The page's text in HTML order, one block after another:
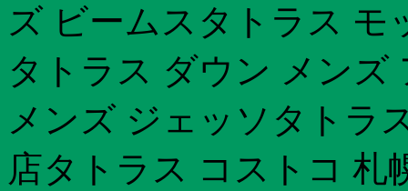
ズ ビームスタトラス
タトラス ダウン メン
メンズ ジェッソタトラ
店タトラス コストコ 札